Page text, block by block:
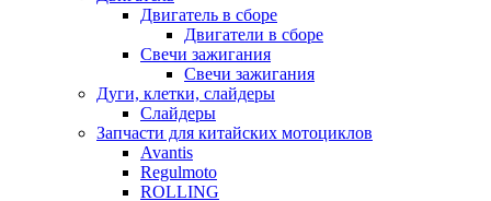
Двигатель в сборе
Двигатели в сборе
Свечи зажигания
Свечи зажигания
Дуги, клетки, слайдеры
Слайдеры
Запчасти для китайских мотоциклов
Avantis
Regulmoto
ROLLING